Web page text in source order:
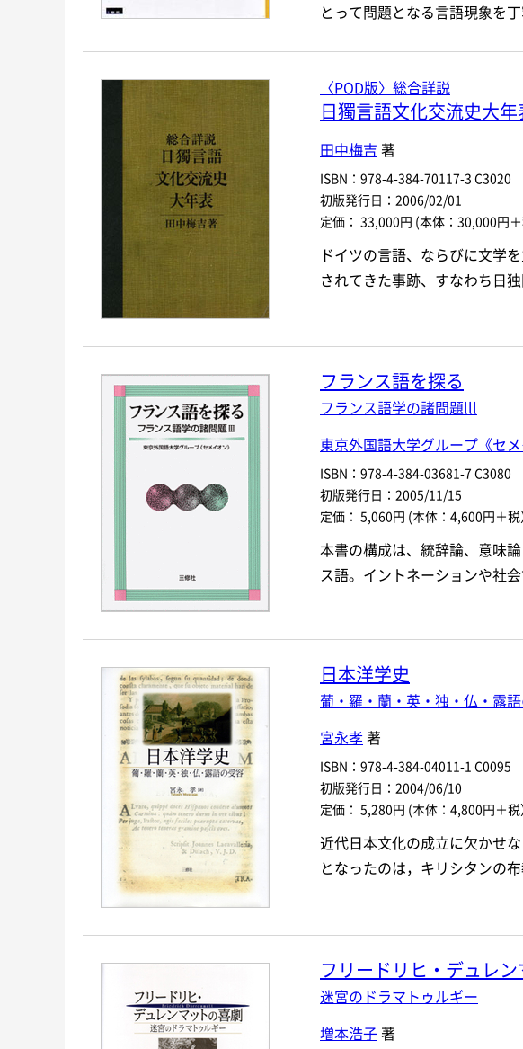
とって問題となる言語現象を
〈POD版〉総合詳説
日獨言語文化交流史大年
田中梅吉 著
ISBN：978-4-384-70117-3 C3020
初版発行日：2006/02/01
定価： 33,000円 (本体：30,000円＋
ドイツの言語、ならびに文学
されてきた事跡、すなわち日
フランス語を探る
フランス語学の諸問題lll
東京外国語大学グループ《セメ
ISBN：978-4-384-03681-7 C3080
初版発行日：2005/11/15
定価： 5,060円 (本体：4,600円＋税
本書の構成は、統辞論、意味
ス語。イントネーションや社
日本洋学史
葡・羅・蘭・英・独・仏・露
宮永孝 著
ISBN：978-4-384-04011-1 C0095
初版発行日：2004/06/10
定価： 5,280円 (本体：4,800円＋税
近代日本文化の成立に欠かせ
となったのは，キリシタンの
フリードリヒ・デュレ
迷宮のドラマトゥルギー
増本浩子 著